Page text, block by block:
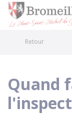
Retour
Quand